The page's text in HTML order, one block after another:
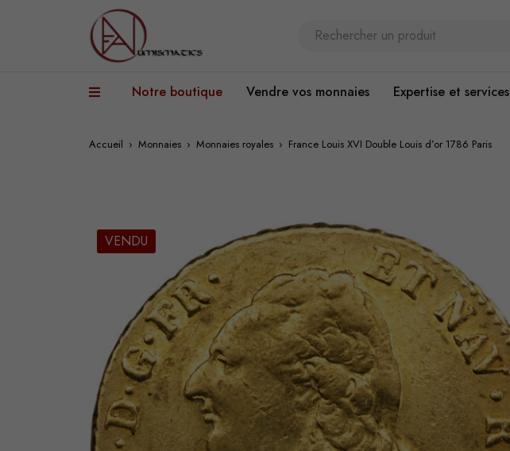
Notre boutique Vendre vos monnaies Expertise et services
Accueil › Monnaies › Monnaies royales › France Louis XVI Double Louis d’or 1786 Paris
VENDU